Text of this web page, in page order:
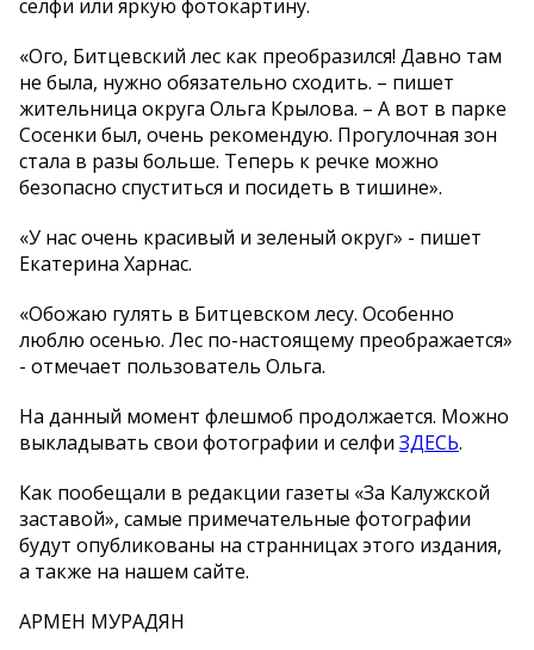
селфи или яркую фотокартину.
«Ого, Битцевский лес как преобразился! Давно там
не была, нужно обязательно сходить. – пишет
жительница округа Ольга Крылова. – А вот в парке
Сосенки был, очень рекомендую. Прогулочная зон
стала в разы больше. Теперь к речке можно
безопасно спуститься и посидеть в тишине».
«У нас очень красивый и зеленый округ» - пишет
Екатерина Харнас.
«Обожаю гулять в Битцевском лесу. Особенно
люблю осенью. Лес по-настоящему преображается»
- отмечает пользователь Ольга.
На данный момент флешмоб продолжается. Можно
выкладывать свои фотографии и селфи ЗДЕСЬ.
Как пообещали в редакции газеты «За Калужской
заставой», самые примечательные фотографии
будут опубликованы на странницах этого издания,
а также на нашем сайте.
АРМЕН МУРАДЯН